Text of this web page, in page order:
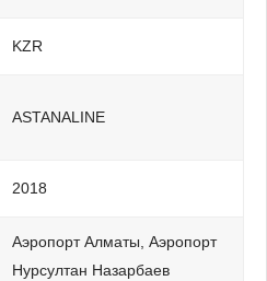
KZR
ASTANALINE
2018
Аэропорт Алматы, Аэропорт
Нурсултан Назарбаев